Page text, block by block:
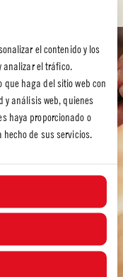
el contenido y los
analizar el tráfico.
que haga del sitio web con
y análisis web, quienes
haya proporcionado o
de sus servicios.